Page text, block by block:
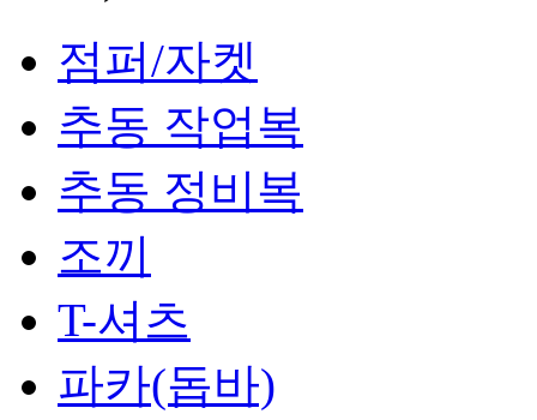
점퍼/자켓
추동 작업복
추동 정비복
조끼
T-셔츠
파카(돕바)